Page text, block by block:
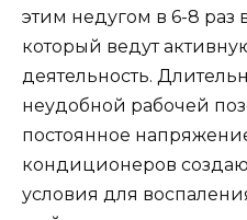
этим недугом в 6-8
который ведут
деятельность.
неудобной рабочей
постоянное
кондиционеров
условия для